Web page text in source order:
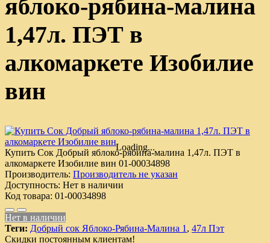
яблоко-рябина-малина
1,47л. ПЭТ в
алкомаркете Изобилие
вин
Loading...
Купить Сок Добрый яблоко-рябина-малина 1,47л. ПЭТ в
алкомаркете Изобилие вин 01-00034898
Производитель: Производитель не указан
Доступность: Нет в наличии
Код товара: 01-00034898
Нет в наличии
Теги: Добрый сок Яблоко-Рябина-Малина 1 , 47л Пэт
Скидки постоянным клиентам!